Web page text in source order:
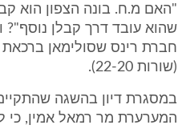
"האם מ.ח. בונה הצפון הוא
שהוא עובד דרך קבלן נוסף"?
חברת רינס שסולימאן
(שורות 22-20).
המערערת מר רמאל אמין, כי